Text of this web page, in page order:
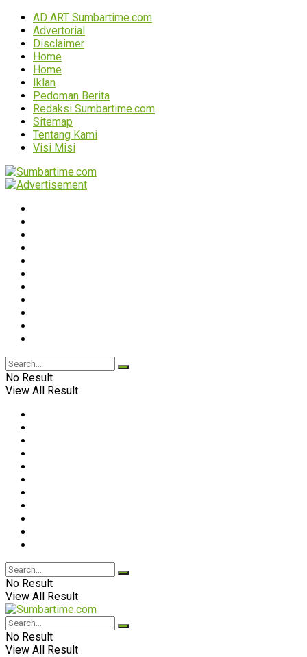
AD ART Sumbartime.com
Advertorial
Disclaimer
Home
Home
Iklan
Pedoman Berita
Redaksi Sumbartime.com
Sitemap
Tentang Kami
Visi Misi
No Result
View All Result
No Result
View All Result
No Result
View All Result